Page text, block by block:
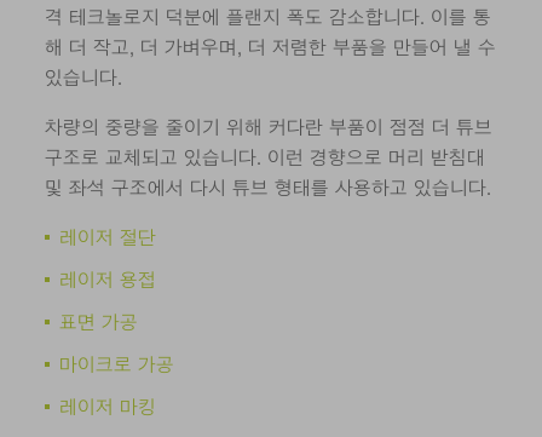
격 테크놀로지 덕분에 플랜지 폭도 감소합니다. 이를 통
해 더 작고, 더 가벼우며, 더 저렴한 부품을 만들어 낼 수
있습니다.
차량의 중량을 줄이기 위해 커다란 부품이 점점 더 튜브
구조로 교체되고 있습니다. 이런 경향으로 머리 받침대
및 좌석 구조에서 다시 튜브 형태를 사용하고 있습니다.
레이저 절단
레이저 용접
표면 가공
마이크로 가공
레이저 마킹